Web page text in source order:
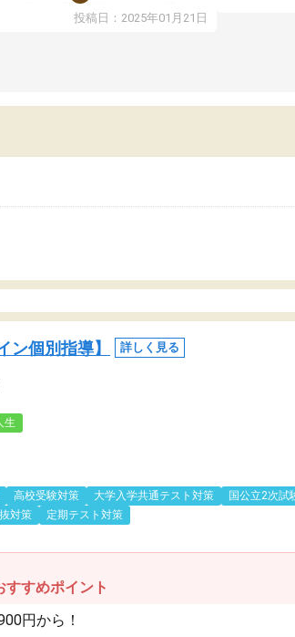
ンで週に一度の受講ですが、指導が無
定表に基づいて勉強したり、LINEでわ
投稿日：2025年01月21日
ン個別指導】 詳しく見る
生
高校受験対策 大学入学共通テスト対策
国公立2次試
対策 定期テスト対策
すすめポイント
円から！